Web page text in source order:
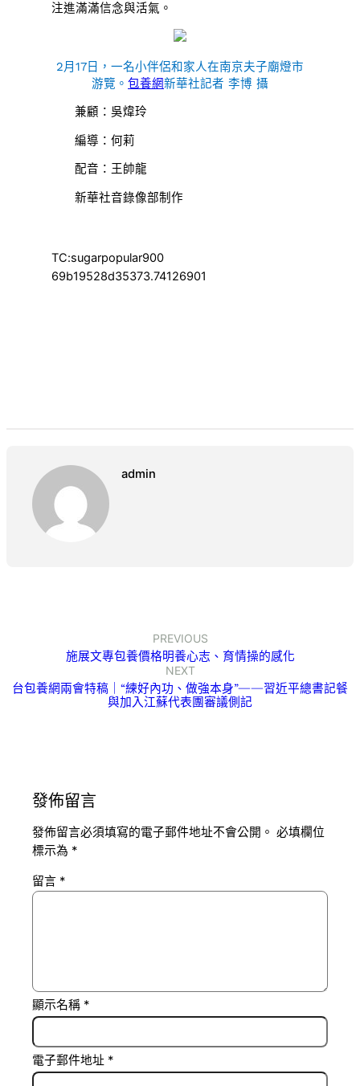
注進滿滿信念與活氣。
2月17日，一名小伴侶和家人在南京夫子廟燈市
游覽。 包養網新華社記者 李博 攝
兼顧：吳煒玲
編導：何莉
配音：王帥龍
新華社音錄像部制作
TC:sugarpopular900
69b19528d35373.74126901
admin
PREVIOUS
施展文專包養價格明養心志、育情操的感化
NEXT
台包養網兩會特稿｜“練好內功、做強本身”——習近平總書記餐
與加入江蘇代表團審議側記
發佈留言
發佈留言必須填寫的電子郵件地址不會公開。 必填欄位
標示為 *
留言 *
顯示名稱 *
電子郵件地址 *